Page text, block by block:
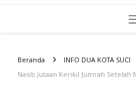
Beranda
INFO DUA KOTA SUCI
Nasib Jutaan Kerikil Jumrah Setelah